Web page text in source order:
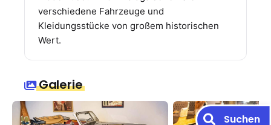
verschiedene Fahrzeuge und
Kleidungsstücke von großem historischen
Wert.
Galerie
Suchen